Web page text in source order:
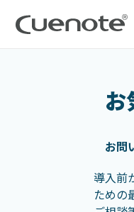
お
お問
導入前
ための